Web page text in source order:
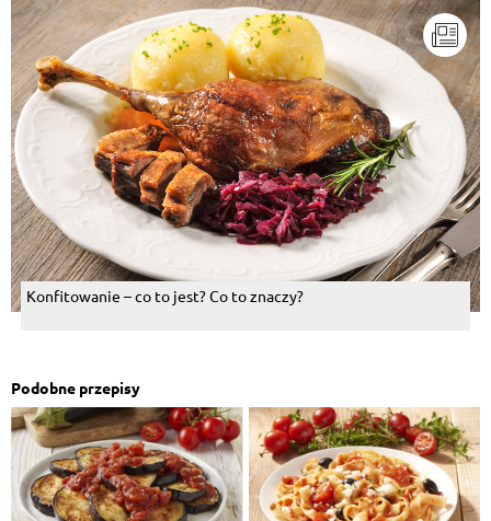
Konfitowanie – co to jest? Co to znaczy?
Podobne przepisy